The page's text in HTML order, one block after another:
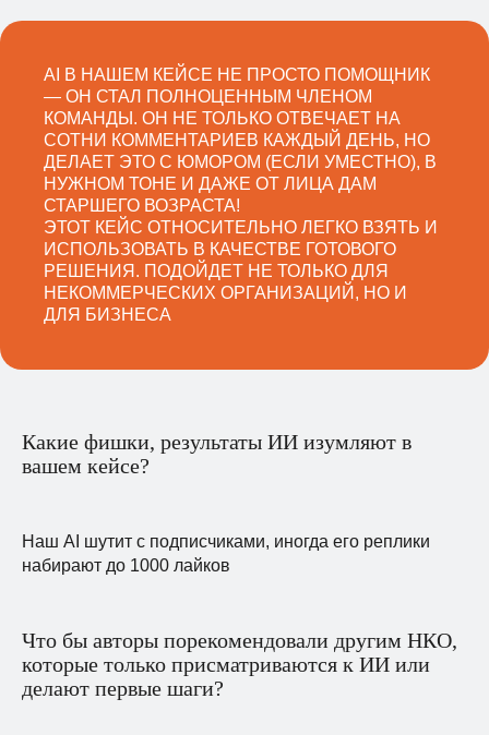
AI В НАШЕМ КЕЙСЕ НЕ ПРОСТО ПОМОЩНИК
— ОН СТАЛ ПОЛНОЦЕННЫМ ЧЛЕНОМ
КОМАНДЫ. ОН НЕ ТОЛЬКО ОТВЕЧАЕТ НА
СОТНИ КОММЕНТАРИЕВ КАЖДЫЙ ДЕНЬ, НО
ДЕЛАЕТ ЭТО С ЮМОРОМ (ЕСЛИ УМЕСТНО), В
НУЖНОМ ТОНЕ И ДАЖЕ ОТ ЛИЦА ДАМ
СТАРШЕГО ВОЗРАСТА!
ЭТОТ КЕЙС ОТНОСИТЕЛЬНО ЛЕГКО ВЗЯТЬ И
ИСПОЛЬЗОВАТЬ В КАЧЕСТВЕ ГОТОВОГО
РЕШЕНИЯ. ПОДОЙДЕТ НЕ ТОЛЬКО ДЛЯ
НЕКОММЕРЧЕСКИХ ОРГАНИЗАЦИЙ, НО И
ДЛЯ БИЗНЕСА
Какие фишки, результаты ИИ изумляют в
вашем кейсе?
Наш AI шутит с подписчиками, иногда его реплики
набирают до 1000 лайков
Что бы авторы порекомендовали другим НКО,
которые только присматриваются к ИИ или
делают первые шаги?